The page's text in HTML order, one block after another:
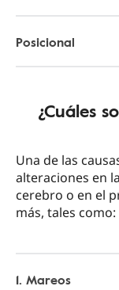
Posicional
¿Cuáles
Una de las
alteraciones en
cerebro o en el
más, tales como:
1. Mareos